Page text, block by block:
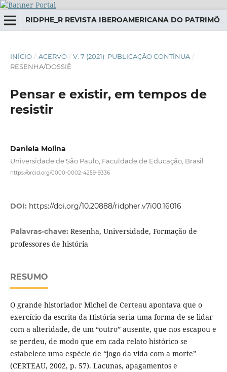
RIDPHE_R REVISTA IBEROAMERICANA DO PATRIMÔNIO HISTÓRICO-EDUCATIVO
INÍCIO / ACERVO / V. 7 (2021): PUBLICAÇÃO CONTÍNUA /
RESENHA/DOSSIÊ
Pensar e existir, em tempos de
resistir
Daniela Molina
Universidade de São Paulo, Faculdade de Educação, Brasil
https://orcid.org/0000-0002-4259-9336
DOI: https://doi.org/10.20888/ridpher.v7i00.16016
Palavras-chave: Resenha, Universidade, Formação de
professores de história
RESUMO
O grande historiador Michel de Certeau apontava que o
exercício da escrita da História seria uma forma de se lidar
com a alteridade, de um “outro” ausente, que nos escapou e
se perdeu, de modo que em cada relato histórico se
estabelece uma espécie de “jogo da vida com a morte”
(CERTEAU, 2002, p. 57). Lacunas, apagamentos e